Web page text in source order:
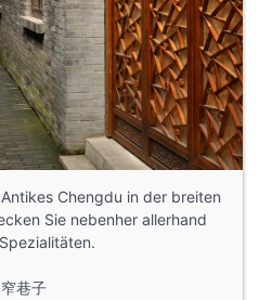
Chengdu in der breiten
Sie nebenher allerhand
巷子